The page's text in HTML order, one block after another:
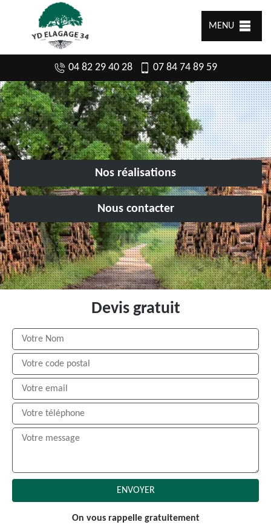
MENU
04 82 29 40 28 07 84 74 89 59
Nos réalisations
Nous contacter
Devis gratuit
On vous rappelle gratuitement